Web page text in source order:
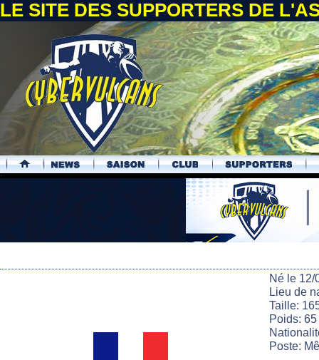
LE SITE DES SUPPORTERS DE
.
Né le 12/
Lieu de
Taille:
Poids:
Poste: